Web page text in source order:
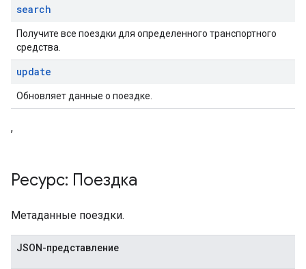
search
Получите все поездки для определенного транспортного
средства.
update
Обновляет данные о поездке.
,
Ресурс: Поездка
Метаданные поездки.
JSON-представление